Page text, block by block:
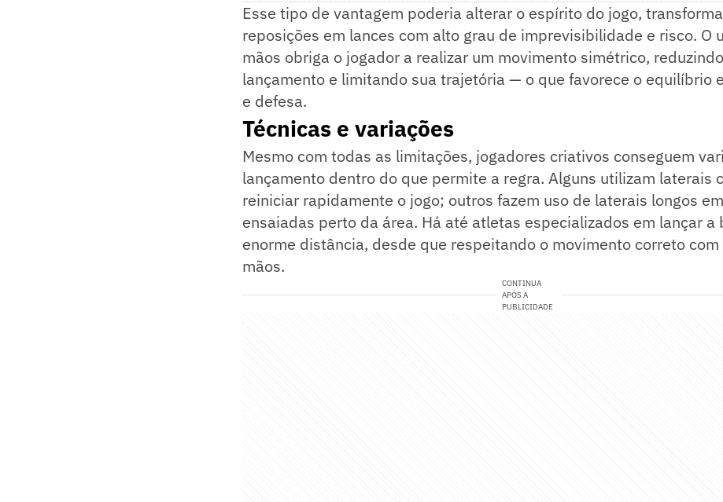
Esse tipo de vantagem poderia alterar o espírito do jogo,
reposições em lances com alto grau de imprevisibilidade e risco. O
mãos obriga o jogador a realizar um movimento simétrico,
lançamento e limitando sua trajetória — o que favorece o equilíbrio
e defesa.
Técnicas e variações
Mesmo com todas as limitações, jogadores criativos conseguem
lançamento dentro do que permite a regra. Alguns utilizam laterais
reiniciar rapidamente o jogo; outros fazem uso de laterais longos
ensaiadas perto da área. Há até atletas especializados em lançar a
enorme distância, desde que respeitando o movimento correto com
mãos.
CONTINUA
APÓS A
PUBLICIDADE